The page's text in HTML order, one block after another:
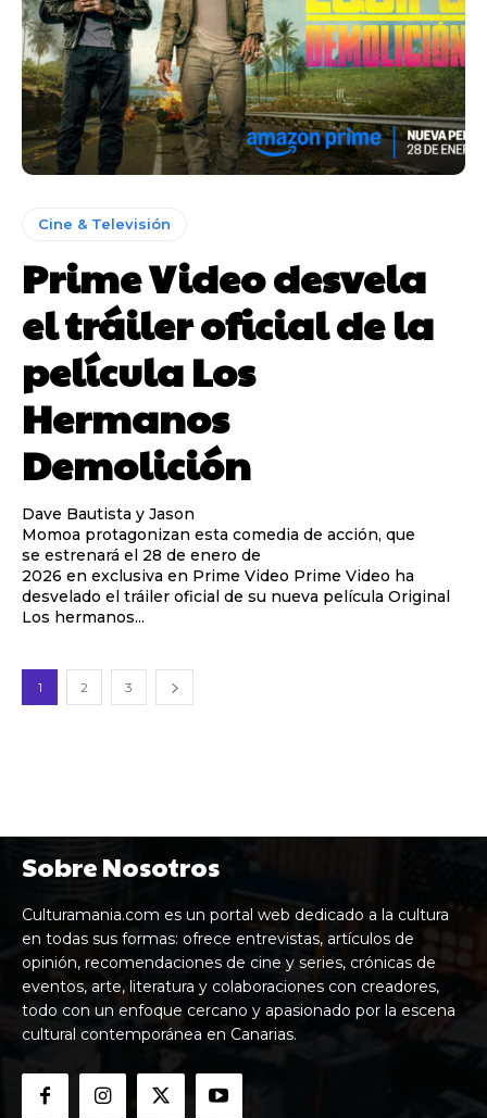
Cine & Televisión
Prime Video desvela
el tráiler oficial de la
película Los
Hermanos
Demolición
Dave Bautista y Jason
Momoa protagonizan esta comedia de acción, que
se estrenará el 28 de enero de
2026 en exclusiva en Prime Video Prime Video ha
desvelado el tráiler oficial de su nueva película Original
Los hermanos...
1 2 3
Sobre Nosotros
Culturamania.com es un portal web dedicado a la cultura
en todas sus formas: ofrece entrevistas, artículos de
opinión, recomendaciones de cine y series, crónicas de
eventos, arte, literatura y colaboraciones con creadores,
todo con un enfoque cercano y apasionado por la escena
cultural contemporánea en Canarias.